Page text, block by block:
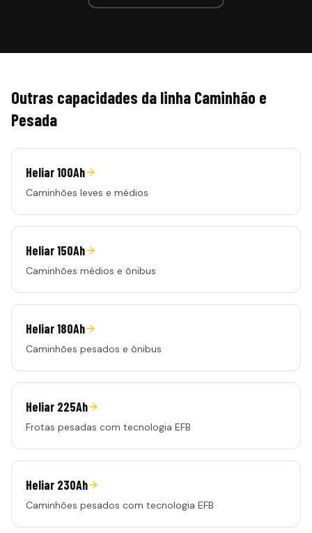
Outras capacidades da linha Caminhão e
Pesada
Heliar 100Ah
Caminhões leves e médios
Heliar 150Ah
Caminhões médios e ônibus
Heliar 180Ah
Caminhões pesados e ônibus
Heliar 225Ah
Frotas pesadas com tecnologia EFB
Heliar 230Ah
Caminhões pesados com tecnologia EFB